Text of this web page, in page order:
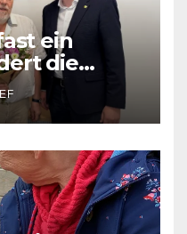
ein
die